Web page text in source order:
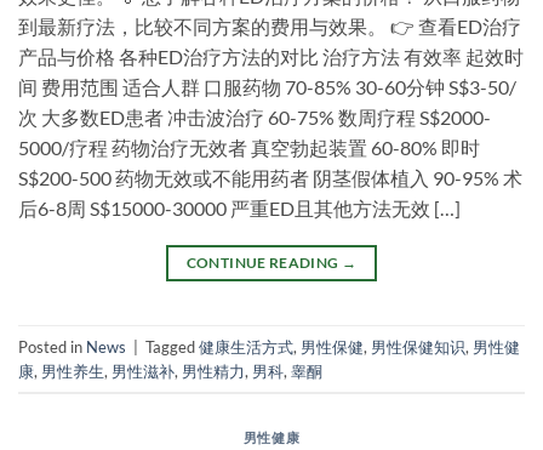
到最新疗法，比较不同方案的费用与效果。 👉 查看ED治疗
产品与价格 各种ED治疗方法的对比 治疗方法 有效率 起效时
间 费用范围 适合人群 口服药物 70-85% 30-60分钟 S$3-50/
次 大多数ED患者 冲击波治疗 60-75% 数周疗程 S$2000-
5000/疗程 药物治疗无效者 真空勃起装置 60-80% 即时
S$200-500 药物无效或不能用药者 阴茎假体植入 90-95% 术
后6-8周 S$15000-30000 严重ED且其他方法无效 […]
CONTINUE READING →
Posted in News Tagged健康生活方式, 男性保健, 男性保健知识, 男性健
康, 男性养生, 男性滋补, 男性精力, 男科, 睾酮
男性健康